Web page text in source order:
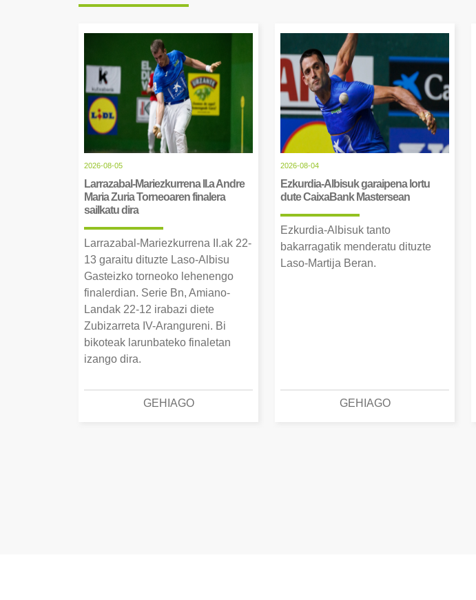
2026-08-05
Larrazabal-Mariezkurrena II.a Andre
Maria Zuria Torneoaren finalera
sailkatu dira
Larrazabal-Mariezkurrena II.ak 22-
13 garaitu dituzte Laso-Albisu
Gasteizko torneoko lehenengo
finalerdian. Serie Bn, Amiano-
Landak 22-12 irabazi diete
Zubizarreta IV-Arangureni. Bi
bikoteak larunbateko finaletan
izango dira.
GEHIAGO
2026-08-04
Ezkurdia-Albisuk garaipena lortu
dute CaixaBank Mastersean
Ezkurdia-Albisuk tanto
bakarragatik menderatu dituzte
Laso-Martija Beran.
GEHIAGO